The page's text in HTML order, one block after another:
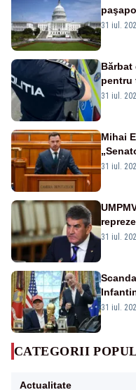
31 iul.
Bărbat
pentru
31 iul.
Mihai
la
31 iul.
31 iul.
privind
31 iul.
CATEGORII
Actualitate